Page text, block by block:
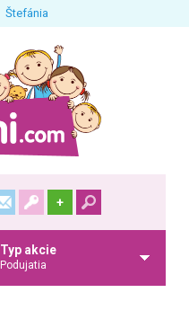
Štefánia
+
Typ akcie
Podujatia